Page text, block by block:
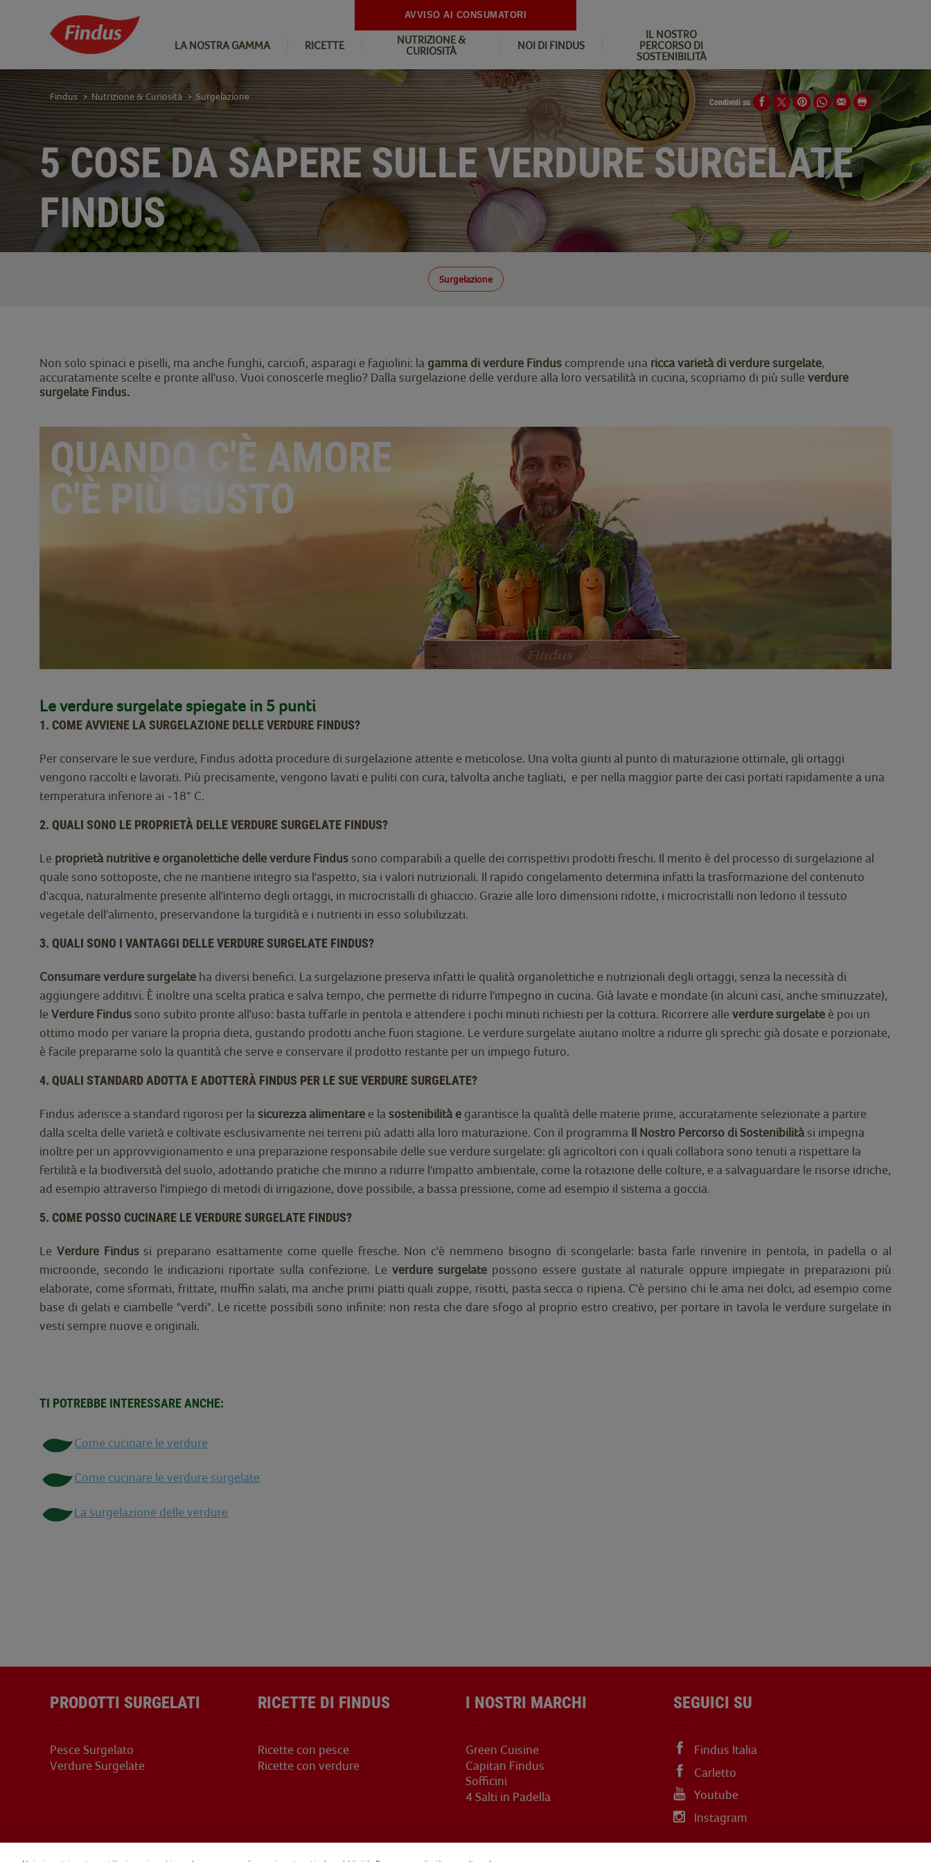
LA NOSTRA GAMMA RICETTE
NUTRIZIONE &
CURIOSITÀ
NOI DI FINDUS
IL NOSTRO
PERCORSO DI
SOSTENIBILITÀ
5 COSE DA SAPERE SULLE VERDURE SURGELATE
FINDUS
Surgelazione
Findus > Nutrizione & Curiosità > Surgelazione
Condividi su
Non solo spinaci e piselli, ma anche funghi, carciofi, asparagi e fagiolini: la gamma di verdure Findus comprende una ricca varietà di verdure surgelate,
accuratamente scelte e pronte all'uso. Vuoi conoscerle meglio? Dalla surgelazione delle verdure alla loro versatilità in cucina, scopriamo di più sulle verdure
surgelate Findus.
QUANDO C'È AMORE
C'È PIÙ GUSTO
Le verdure surgelate spiegate in 5 punti
1. COME AVVIENE LA SURGELAZIONE DELLE VERDURE FINDUS?
Per conservare le sue verdure, Findus adotta procedure di surgelazione attente e meticolose. Una volta giunti al punto di maturazione ottimale, gli ortaggi
vengono raccolti e lavorati. Più precisamente, vengono lavati e puliti con cura, talvolta anche tagliati, e per nella maggior parte dei casi portati rapidamente a una
temperatura inferiore ai -18° C.
2. QUALI SONO LE PROPRIETÀ DELLE VERDURE SURGELATE FINDUS?
Le proprietà nutritive e organolettiche delle verdure Findus sono comparabili a quelle dei corrispettivi prodotti freschi. Il merito è del processo di surgelazione al
quale sono sottoposte, che ne mantiene integro sia l'aspetto, sia i valori nutrizionali. Il rapido congelamento determina infatti la trasformazione del contenuto
d'acqua, naturalmente presente all'interno degli ortaggi, in microcristalli di ghiaccio. Grazie alle loro dimensioni ridotte, i microcristalli non ledono il tessuto
vegetale dell'alimento, preservandone la turgidità e i nutrienti in esso solubilizzati.
3. QUALI SONO I VANTAGGI DELLE VERDURE SURGELATE FINDUS?
Consumare verdure surgelate ha diversi benefici. La surgelazione preserva infatti le qualità organolettiche e nutrizionali degli ortaggi, senza la necessità di
aggiungere additivi. È inoltre una scelta pratica e salva tempo, che permette di ridurre l'impegno in cucina. Già lavate e mondate (in alcuni casi, anche sminuzzate),
le Verdure Findus sono subito pronte all'uso: basta tuffarle in pentola e attendere i pochi minuti richiesti per la cottura. Ricorrere alle verdure surgelate è poi un
ottimo modo per variare la propria dieta, gustando prodotti anche fuori stagione. Le verdure surgelate aiutano inoltre a ridurre gli sprechi: già dosate e porzionate,
è facile prepararne solo la quantità che serve e conservare il prodotto restante per un impiego futuro.
4. QUALI STANDARD ADOTTA E ADOTTERÀ FINDUS PER LE SUE VERDURE SURGELATE?
Findus aderisce a standard rigorosi per la sicurezza alimentare e la sostenibilità e garantisce la qualità delle materie prime, accuratamente selezionate a partire
dalla scelta delle varietà e coltivate esclusivamente nei terreni più adatti alla loro maturazione. Con il programma Il Nostro Percorso di Sostenibilità si impegna
inoltre per un approvvigionamento e una preparazione responsabile delle sue verdure surgelate: gli agricoltori con i quali collabora sono tenuti a rispettare la
fertilità e la biodiversità del suolo, adottando pratiche che mirino a ridurre l'impatto ambientale, come la rotazione delle colture, e a salvaguardare le risorse idriche,
ad esempio attraverso l'impiego di metodi di irrigazione, dove possibile, a bassa pressione, come ad esempio il sistema a goccia.
5. COME POSSO CUCINARE LE VERDURE SURGELATE FINDUS?
Le Verdure Findussi preparano esattamente come quelle fresche. Non c'è nemmeno bisogno di scongelarle: basta farle rinvenire in pentola, in padella o al
microonde, secondo le indicazioni riportate sulla confezione. Le verdure surgelatepossono essere gustate al naturale oppure impiegate in preparazioni più
elaborate, come sformati, frittate, muffin salati, ma anche primi piatti quali zuppe, risotti, pasta secca o ripiena. C'è persino chi le ama nei dolci, ad esempio come
base di gelati e ciambelle "verdi". Le ricette possibili sono infinite: non resta che dare sfogo al proprio estro creativo, per portare in tavola le verdure surgelate in
vesti sempre nuove e originali.
TI POTREBBE INTERESSARE ANCHE:
Come cucinare le verdure
Come cucinare le verdure surgelate
La surgelazione delle verdure
PRODOTTI SURGELATI
Pesce Surgelato
Verdure Surgelate
RICETTE DI FINDUS
Ricette con pesce
Ricette con verdure
I NOSTRI MARCHI
Green Cuisine
Capitan Findus
Sofficini
4 Salti in Padella
SEGUICI SU
Findus Italia
Carletto
Youtube
Instagram
AVVISO AI CONSUMATORI